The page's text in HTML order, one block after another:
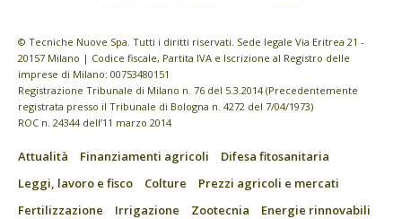
© Tecniche Nuove Spa. Tutti i diritti riservati. Sede legale Via Eritrea 21 -
20157 Milano | Codice fiscale, Partita IVA e Iscrizione al Registro delle
imprese di Milano: 00753480151
Registrazione Tribunale di Milano n. 76 del 5.3.2014 (Precedentemente
registrata presso il Tribunale di Bologna n. 4272 del 7/04/1973)
ROC n. 24344 dell’11 marzo 2014
Attualità Finanziamenti agricoli
Difesa fitosanitaria
Leggi, lavoro e fisco
Colture
Prezzi agricoli e mercati
Fertilizzazione
Irrigazione Zootecnia
Energie rinnovabili